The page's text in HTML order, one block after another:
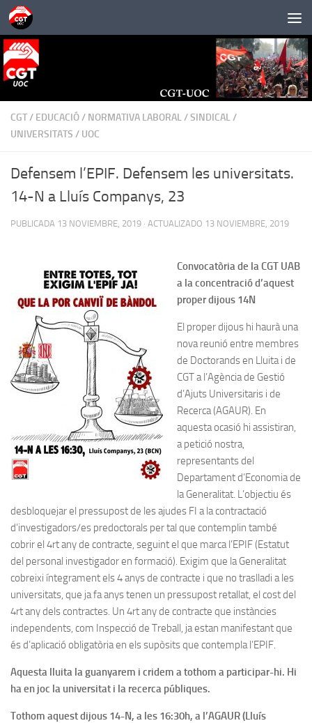
Saltar al contenido
CGT/ EDUCACIÓ/ NORMATIVA LABORAL/SINDICAL/
UNIVERSITATS / UOC
Defensem l’EPIF. Defensem les universitats.
14-N a Lluís Companys, 23
PUBLICADA 13 NOVIEMBRE, 2019 · ACTUALIZADO 13 NOVIEMBRE, 2019
Convocatòria de la CGT UAB
a la concentració d’aquest
proper dijous 14N
El proper dijous hi haurà una
nova reunió entre membres
de Doctorands en Lluita i de
CGT a l’Agència de Gestió
d’Ajuts Universitaris i de
Recerca (AGAUR). En
aquesta ocasió hi assistiran,
a petició nostra,
representants del
Departament d’Economia de
la Generalitat. L’objectiu és
desbloquejar el pressupost de les ajudes FI a la contractació
d’investigadors/es predoctorals per tal que contemplin també
cobrir el 4rt any de contracte, seguint el que marca l’EPIF (Estatut
del personal investigador en formació). Exigim que la Generalitat
cobreixi íntegrament els 4 anys de contracte i que no traslladi a les
universitats, que ja fa anys tenen un pressupost retallat, el cost del
4rt any dels contractes. Un 4rt any de contracte que instàncies
independents, com Inspecció de Treball, ja estan manifestant que
és d’aplicació obligatòria en els supòsits que contempla l’EPIF.
Aquesta lluita la guanyarem i cridem a tothom a participar-hi. Hi
ha en joc la universitat i la recerca públiques.
Tothom aquest dijous 14-N, a les 16:30h, a l’AGAUR (Lluís